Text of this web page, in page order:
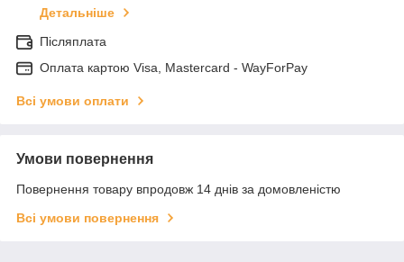
Детальніше
Післяплата
Оплата картою Visa, Mastercard - WayForPay
Всі умови оплати
Умови повернення
Повернення товару впродовж 14 днів за домовленістю
Всі умови повернення